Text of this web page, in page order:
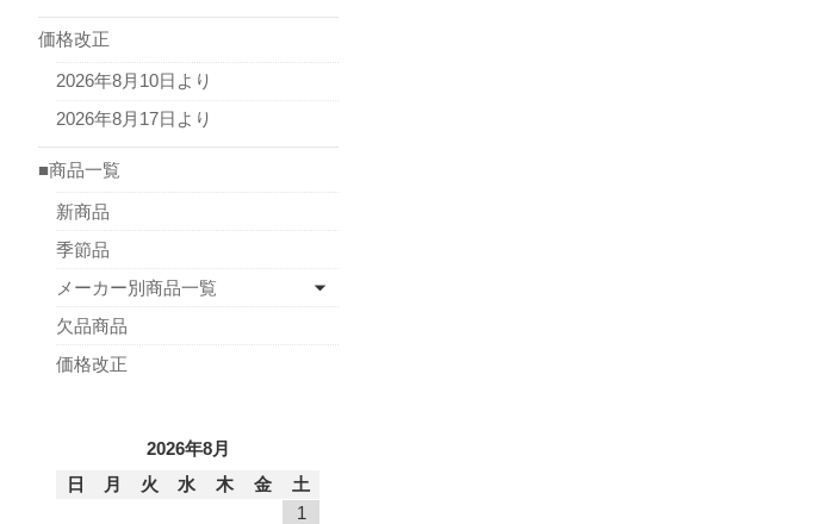
価格改正
2026年8月10日より
2026年8月17日より
■商品一覧
新商品
季節品
メーカー別商品一覧
欠品商品
価格改正
2026年8月
日
月 火 水 木 金
土
1